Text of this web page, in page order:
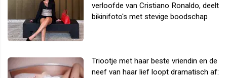
verloofde van Cristiano Ronaldo, deelt
bikinifoto's met stevige boodschap
Triootje met haar beste vriendin en de
neef van haar lief loopt dramatisch af: